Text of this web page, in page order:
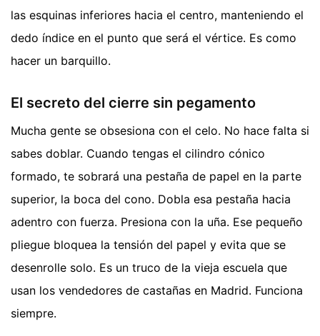
las esquinas inferiores hacia el centro, manteniendo el
dedo índice en el punto que será el vértice. Es como
hacer un barquillo.
El secreto del cierre sin pegamento
Mucha gente se obsesiona con el celo. No hace falta si
sabes doblar. Cuando tengas el cilindro cónico
formado, te sobrará una pestaña de papel en la parte
superior, la boca del cono. Dobla esa pestaña hacia
adentro con fuerza. Presiona con la uña. Ese pequeño
pliegue bloquea la tensión del papel y evita que se
desenrolle solo. Es un truco de la vieja escuela que
usan los vendedores de castañas en Madrid. Funciona
siempre.